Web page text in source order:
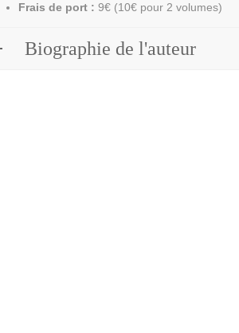
Frais de port : 9€ (10€ pour 2 volumes)
Biographie de l'auteur